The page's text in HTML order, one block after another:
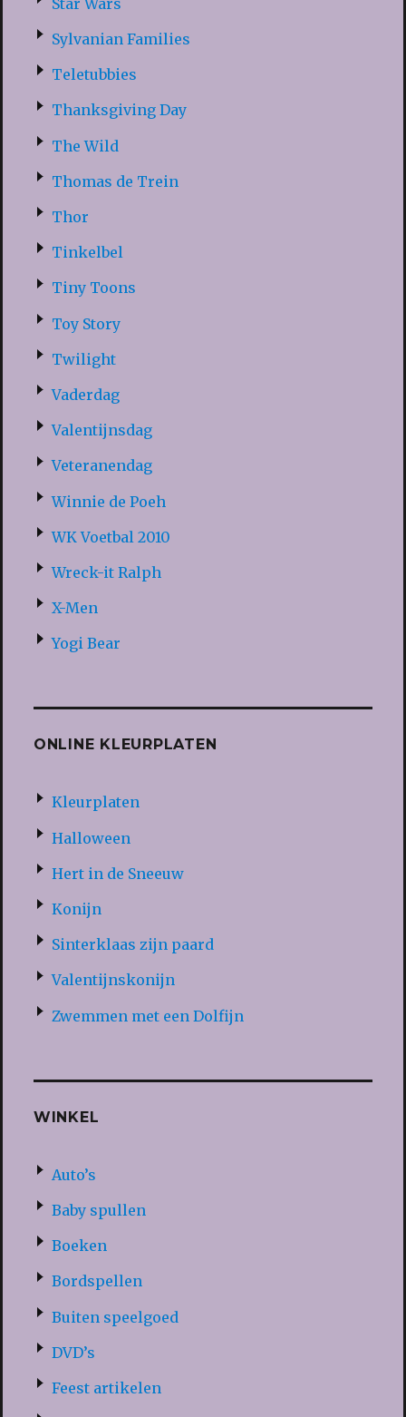
Sylvanian Families
Teletubbies
Thanksgiving Day
The Wild
Thomas de Trein
Thor
Tinkelbel
Tiny Toons
Toy Story
Twilight
Vaderdag
Valentijnsdag
Veteranendag
Winnie de Poeh
WK Voetbal 2010
Wreck-it Ralph
X-Men
Yogi Bear
ONLINE KLEURPLATEN
Kleurplaten
Halloween
Hert in de Sneeuw
Konijn
Sinterklaas zijn paard
Valentijnskonijn
Zwemmen met een Dolfijn
WINKEL
Auto’s
Baby spullen
Boeken
Bordspellen
Buiten speelgoed
DVD’s
Feest artikelen